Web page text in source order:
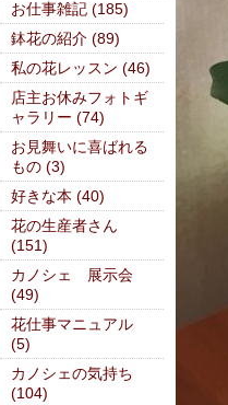
お仕事雑記 (185)
鉢花の紹介 (89)
私の花レッスン (46)
店主お休みフォトギ
ャラリー (74)
お見舞いに喜ばれる
もの (3)
好きな本 (40)
花の生産者さん
(151)
カノシェ 展示会
(49)
花仕事マニュアル
(5)
カノシェの気持ち
(104)